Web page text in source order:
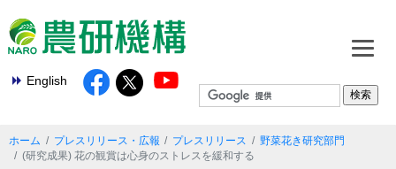
English
ホーム プレスリリース・広報 プレスリリース
野菜花き研究部門
(研究成果) 花の観賞は心身のストレスを緩和する